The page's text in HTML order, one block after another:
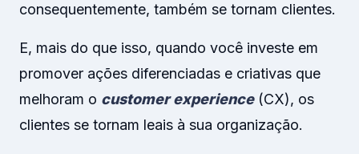
consequentemente, também se tornam clientes.
E, mais do que isso, quando você investe em
promover ações diferenciadas e criativas que
melhoram o customer experience(CX), os
clientes se tornam leais à sua organização.